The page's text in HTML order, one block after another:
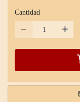
Cantidad